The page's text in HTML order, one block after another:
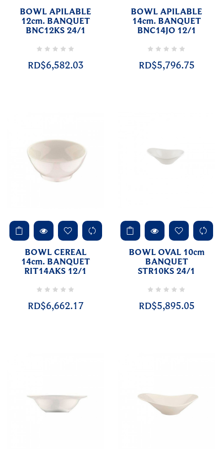
BOWL APILABLE
12cm. BANQUET
BNC12KS 24/1
RD$6,582.03
BOWL APILABLE
14cm. BANQUET
BNC14JO 12/1
RD$5,796.75
BOWL CEREAL
14cm. BANQUET
RIT14AKS 12/1
RD$6,662.17
BOWL OVAL 10cm
BANQUET
STR10KS 24/1
RD$5,895.05